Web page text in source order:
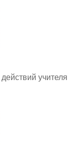
учителя